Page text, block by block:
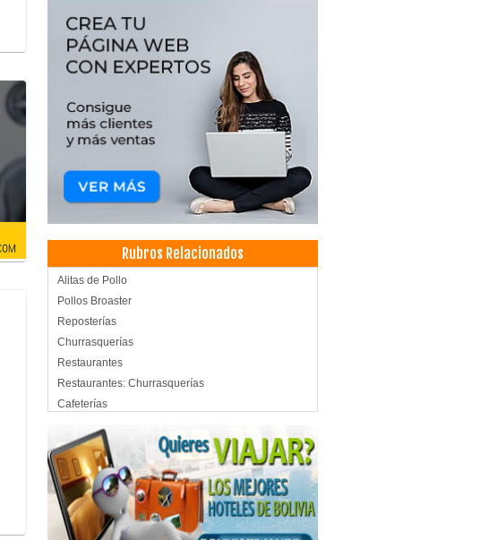
Rubros Relacionados
Alitas de Pollo
Pollos Broaster
Reposterías
Churrasquerías
Restaurantes
Restaurantes: Churrasquerías
Cafeterías
Pastelerías
Restaurantes: Comida Internacional
Gastronomía
Servicios de Gastronomía
Ladrillos